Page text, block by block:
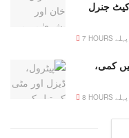
جنرل
7 HOURS پہلے
کمی،
8 HOURS پہلے